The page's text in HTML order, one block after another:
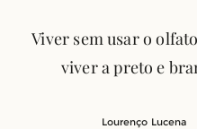
Viver sem usar o
viver a preto e
Lourenço Lucena